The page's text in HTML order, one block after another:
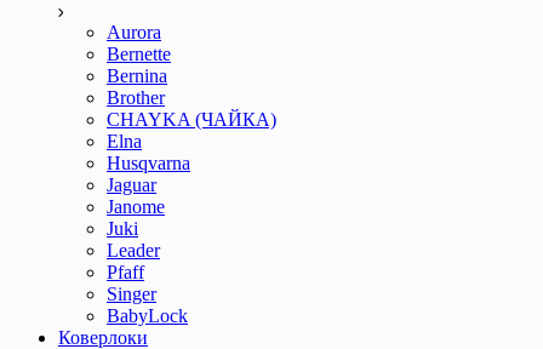
Aurora
Bernette
Bernina
Brother
CHAYKA (ЧАЙКА)
Elna
Husqvarna
Jaguar
Janome
Juki
Leader
Pfaff
Singer
BabyLock
Коверлоки